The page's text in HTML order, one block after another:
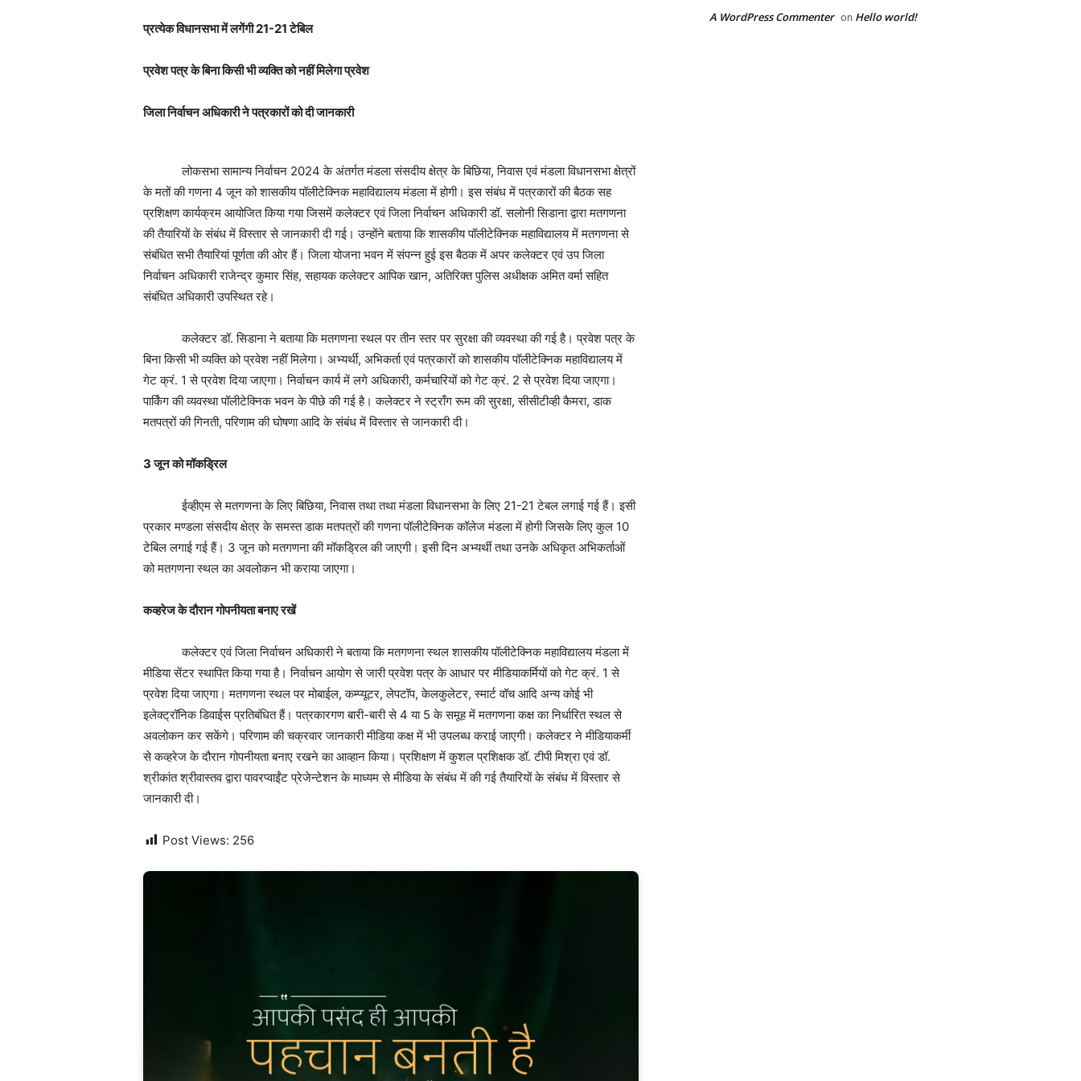
प्रत्येक विधानसभा में लगेंगी21-21टेबिल
प्रवेश पत्र के बिना किसी भी व्यक्ति को नहीं मिलेगा प्रवेश
जिला निर्वाचन अधिकारी ने पत्रकारों को दी जानकारी
लोकसभा सामान्य निर्वाचन 2024 के अंतर्गत मंडला संसदीय क्षेत्र के बिछिया, निवास एवं मंडला विधानसभा क्षेत्रों
के मतों की गणना 4 जून को शासकीय पॉलीटेक्निक महाविद्यालय मंडला में होगी। इस संबंध में पत्रकारों की बैठक सह
प्रशिक्षण कार्यक्रम आयोजित किया गया जिसमें कलेक्टर एवं जिला निर्वाचन अधिकारी डॉ. सलोनी सिडाना द्वारा मतगणना
की तैयारियों के संबंध में विस्तार से जानकारी दी गई। उन्‍होंने बताया कि शासकीय पॉलीटेक्निक महाविद्यालय में मतगणना से
संबंधित सभी तैयारियां पूर्णता की ओर हैं। जिला योजना भवन में संपन्न हुई इस बैठक में अपर कलेक्टर एवं उप जिला
निर्वाचन अधिकारी राजेन्द्र कुमार सिंह, सहायक कलेक्टर आपिक खान, अतिरिक्त पुलिस अधीक्षक अमित वर्मा सहित
संबंधित अधिकारी उपस्थित रहे।
कलेक्टर डॉ. सिडाना ने बताया कि मतगणना स्थल पर तीन स्तर पर सुरक्षा की व्यवस्था की गई है। प्रवेश पत्र के
बिना किसी भी व्यक्ति को प्रवेश नहीं मिलेगा। अभ्यर्थी, अभिकर्ता एवं पत्रकारों को शासकीय पॉलीटेक्निक महाविद्यालय में
गेट क्रं. 1 से प्रवेश दिया जाएगा। निर्वाचन कार्य में लगे अधिकारी, कर्मचारियों को गेट क्रं. 2 से प्रवेश दिया जाएगा।
पार्किंग की व्यवस्था पॉलीटेक्निक भवन के पीछे की गई है। कलेक्टर ने स्ट्राँग रूम की सुरक्षा, सीसीटीव्ही कैमरा, डाक
मतपत्रों की गिनती, परिणाम की घोषणा आदि के संबंध में विस्तार से जानकारी दी।
3जून को मॉकड्रिल
ईव्हीएम से मतगणना के लिए बिछिया, निवास तथा तथा मंडला विधानसभा के लिए 21-21 टेबल लगाई गई हैं। इसी
प्रकार मण्डला संसदीय क्षेत्र के समस्त डाक मतपत्रों की गणना पॉलीटेक्निक कॉलेज मंडला में होगी जिसके लिए कुल 10
टेबिल लगाई गई हैं। 3 जून को मतगणना की मॉकड्रिल की जाएगी। इसी दिन अभ्यर्थी तथा उनके अधिकृत अभिकर्ताओं
को मतगणना स्थल का अवलोकन भी कराया जाएगा।
कव्हरेज के दौरान गोपनीयता बनाए रखें
कलेक्टर एवं जिला निर्वाचन अधिकारी ने बताया कि मतगणना स्थल शासकीय पॉलीटेक्निक महाविद्यालय मंडला में
मीडिया सेंटर स्थापित किया गया है। निर्वाचन आयोग से जारी प्रवेश पत्र के आधार पर मीडियाकर्मियों को गेट क्रं. 1 से
प्रवेश दिया जाएगा। मतगणना स्थल पर मोबाईल, कम्प्यूटर, लेपटॉप, केलकुलेटर, स्मार्ट वॉच आदि अन्य कोई भी
इलेक्ट्रॉनिक डिवाईस प्रतिबंधित हैं। पत्रकारगण बारी-बारी से 4 या 5 के समूह में मतगणना कक्ष का निर्धारित स्थल से
अवलोकन कर सकेंगे। परिणाम की चक्रवार जानकारी मीडिया कक्ष में भी उपलब्ध कराई जाएगी। कलेक्टर ने मीडियाकर्मी
से कव्हरेज के दौरान गोपनीयता बनाए रखने का आव्हान किया। प्रशिक्षण में कुशल प्रशिक्षक डॉ. टीपी मिश्रा एवं डॉ.
श्रीकांत श्रीवास्तव द्वारा पावरप्वाईंट प्रेजेन्टेशन के माध्यम से मीडिया के संबंध में की गई तैयारियों के संबंध में विस्तार से
जानकारी दी।
Post Views: 256
A WordPress Commenter on Hello world!